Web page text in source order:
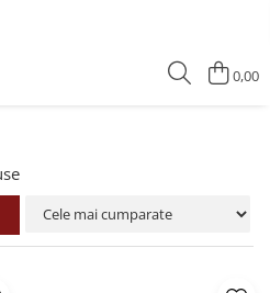
0,00